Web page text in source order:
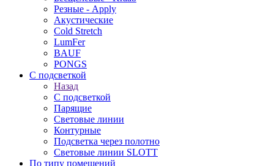
Резные - Apply
Акустические
Cold Stretch
LumFer
BAUF
PONGS
С подсветкой
Назад
С подсветкой
Парящие
Световые линии
Контурные
Подсветка через полотно
Световые линии SLOTT
По типу помещений